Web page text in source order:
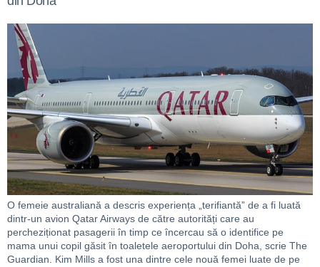
O femeie australiană a descris experiența „terifiantă” de a fi luată
dintr-un avion Qatar Airways de către autorități care au
percheziționat pasagerii în timp ce încercau să o identifice pe
mama unui copil găsit în toaletele aeroportului din Doha, scrie The
Guardian. Kim Mills a fost una dintre cele nouă femei luate de pe